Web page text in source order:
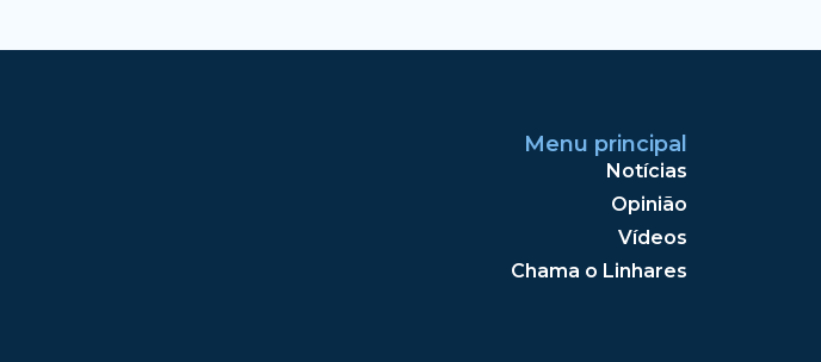
Menu principal
Notícias
Opinião
Vídeos
Chama o Linhares